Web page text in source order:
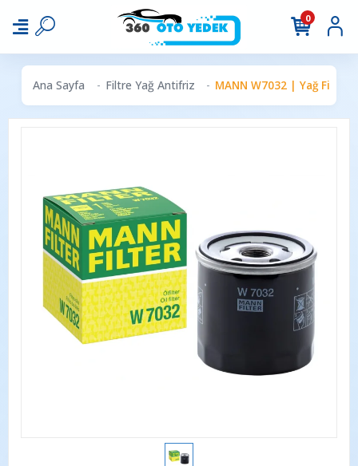
0
Ana Sayfa Filtre Yağ Antifriz MANN W7032 | Yağ